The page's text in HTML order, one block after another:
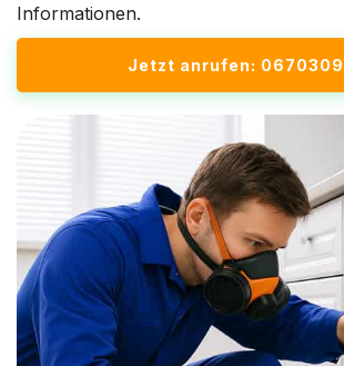
Informationen.
Jetzt anrufen: